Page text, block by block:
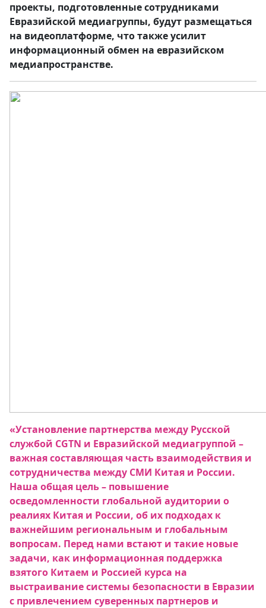
проекты, подготовленные сотрудниками
Евразийской медиагруппы, будут размещаться
на видеоплатформе, что также усилит
информационный обмен на евразийском
медиапространстве.
«Установление партнерства между Русской
службой CGTN и Евразийской медиагруппой –
важная составляющая часть взаимодействия и
сотрудничества между СМИ Китая и России.
Наша общая цель – повышение
осведомленности глобальной аудитории о
реалиях Китая и России, об их подходах к
важнейшим региональным и глобальным
вопросам. Перед нами встают и такие новые
задачи, как информационная поддержка
взятого Китаем и Россией курса на
выстраивание системы безопасности в Евразии
с привлечением суверенных партнеров и